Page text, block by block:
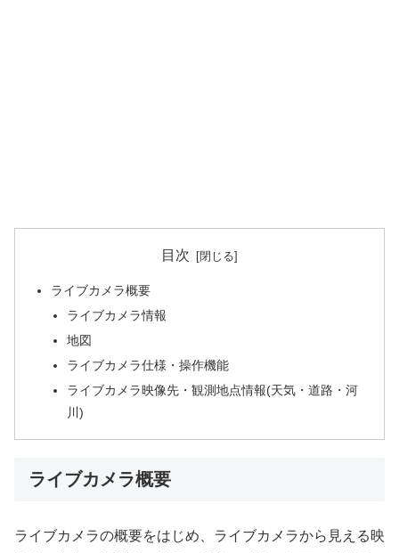
目次
ライブカメラ概要
ライブカメラ情報
地図
ライブカメラ仕様・操作機能
ライブカメラ映像先・観測地点情報(天気・道路・河
川)
ライブカメラ概要
ライブカメラの概要をはじめ、ライブカメラから見える映